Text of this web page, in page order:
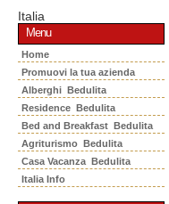
Italia
Menu
Home
Promuovi la tua azienda
Alberghi Bedulita
Residence Bedulita
Bed and Breakfast Bedulita
Agriturismo Bedulita
Casa Vacanza Bedulita
Italia Info